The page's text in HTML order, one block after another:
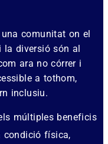
comunitat on el
la diversió són al
ara no córrer i
a tothom,
inclusiu.
múltiples beneficis
condició física,